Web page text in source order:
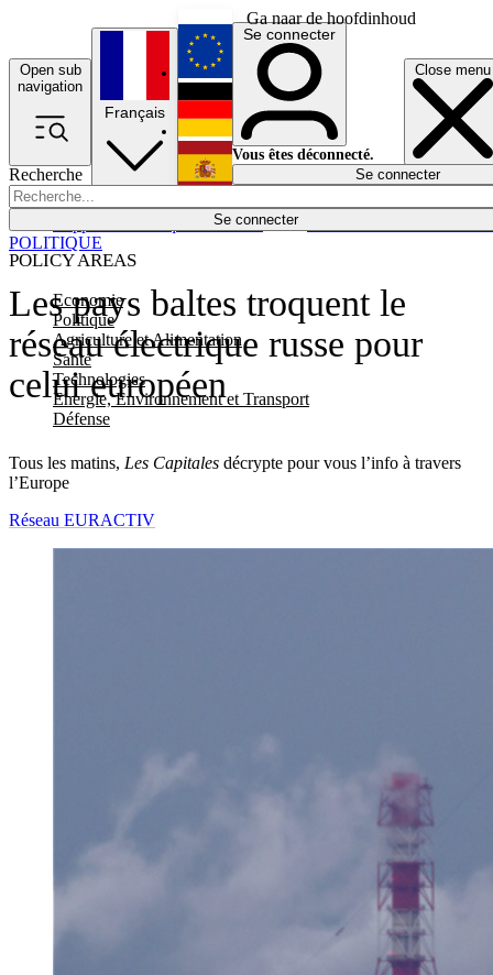
Ga naar de hoofdinhoud
Open sub
navigation
Close menu
Recherche
Se connecter
POLICY AREAS
Economie
Politique
Agriculture et Alimentation
Santé
Technologies
Energie, Environnement et Transport
Défense
Économie
Français
English
Deutsch
Español
Se connecter
Vous êtes déconnecté.
Se connecter
Les pays baltes troquent le
réseau électrique russe pour
celui européen
Tous les matins, Les Capitales décrypte pour vous l’info à travers
l’Europe
POLITIQUE
Réseau EURACTIV